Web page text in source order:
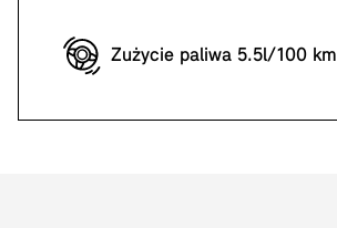
Zużycie paliwa 5.5l/100 km